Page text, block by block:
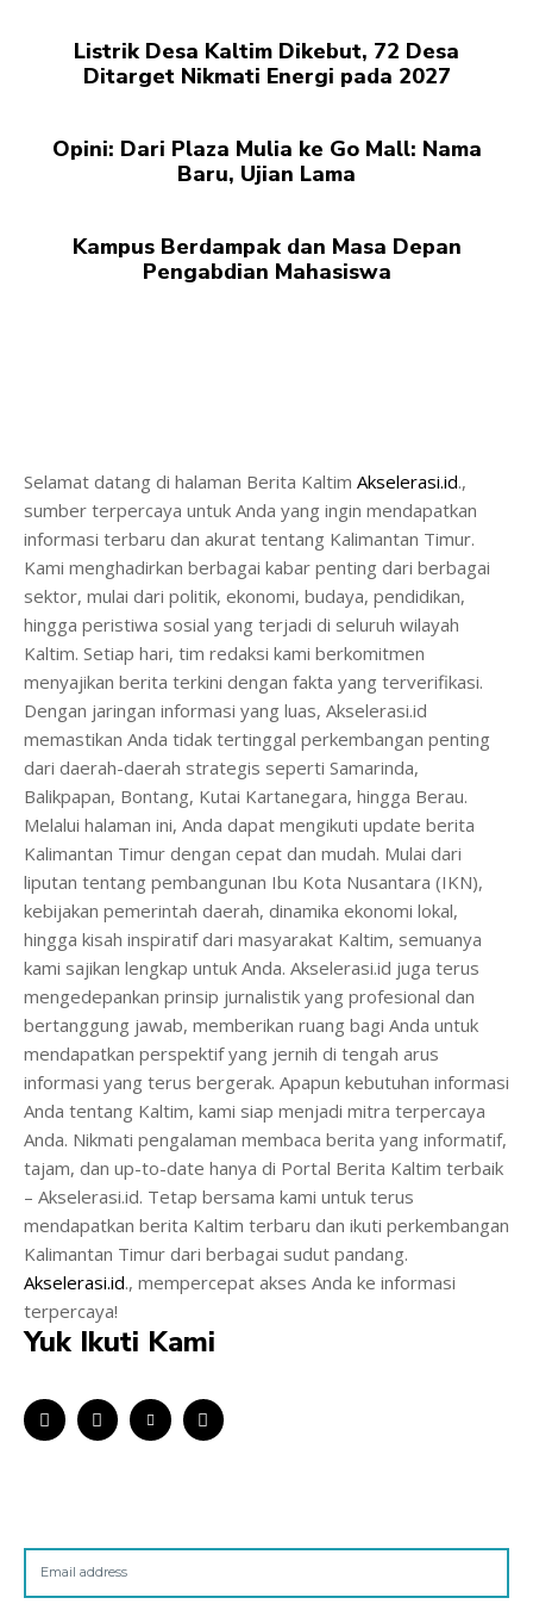
Listrik Desa Kaltim Dikebut, 72 Desa
Ditarget Nikmati Energi pada 2027
Opini: Dari Plaza Mulia ke Go Mall: Nama
Baru, Ujian Lama
Kampus Berdampak dan Masa Depan
Pengabdian Mahasiswa
Selamat datang di halaman Berita Kaltim Akselerasi.id.,
sumber terpercaya untuk Anda yang ingin mendapatkan
informasi terbaru dan akurat tentang Kalimantan Timur.
Kami menghadirkan berbagai kabar penting dari berbagai
sektor, mulai dari politik, ekonomi, budaya, pendidikan,
hingga peristiwa sosial yang terjadi di seluruh wilayah
Kaltim. Setiap hari, tim redaksi kami berkomitmen
menyajikan berita terkini dengan fakta yang terverifikasi.
Dengan jaringan informasi yang luas, Akselerasi.id
memastikan Anda tidak tertinggal perkembangan penting
dari daerah-daerah strategis seperti Samarinda,
Balikpapan, Bontang, Kutai Kartanegara, hingga Berau.
Melalui halaman ini, Anda dapat mengikuti update berita
Kalimantan Timur dengan cepat dan mudah. Mulai dari
liputan tentang pembangunan Ibu Kota Nusantara (IKN),
kebijakan pemerintah daerah, dinamika ekonomi lokal,
hingga kisah inspiratif dari masyarakat Kaltim, semuanya
kami sajikan lengkap untuk Anda. Akselerasi.id juga terus
mengedepankan prinsip jurnalistik yang profesional dan
bertanggung jawab, memberikan ruang bagi Anda untuk
mendapatkan perspektif yang jernih di tengah arus
informasi yang terus bergerak. Apapun kebutuhan informasi
Anda tentang Kaltim, kami siap menjadi mitra terpercaya
Anda. Nikmati pengalaman membaca berita yang informatif,
tajam, dan up-to-date hanya di Portal Berita Kaltim terbaik
– Akselerasi.id. Tetap bersama kami untuk terus
mendapatkan berita Kaltim terbaru dan ikuti perkembangan
Kalimantan Timur dari berbagai sudut pandang.
Akselerasi.id., mempercepat akses Anda ke informasi
terpercaya!
Yuk Ikuti Kami